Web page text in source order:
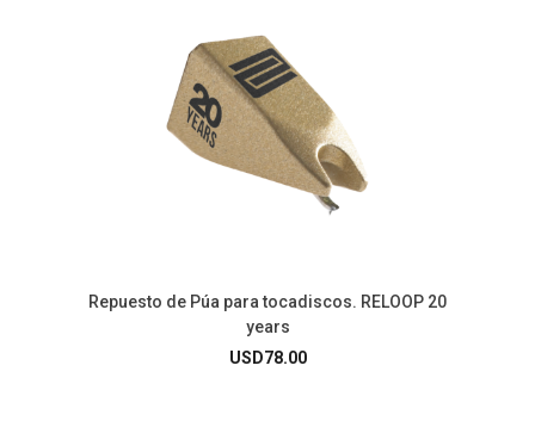
Repuesto de Púa para tocadiscos. RELOOP 20
years
USD78.00